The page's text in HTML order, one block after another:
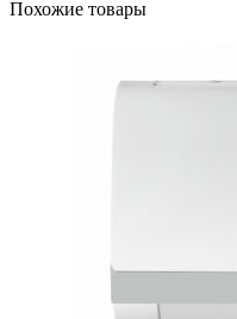
Похожие товары